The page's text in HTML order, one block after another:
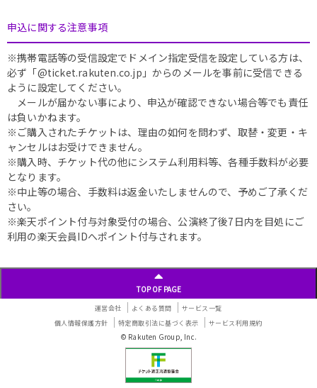
申込に関する注意事項
※携帯電話等の受信設定でドメイン指定受信を設定している方は、
必ず「@ticket.rakuten.co.jp」からのメールを事前に受信できる
ように設定してください。
メールが届かない事により、申込が確認できない場合等でも責任
は負いかねます。
※ご購入されたチケットは、理由の如何を問わず、取替・変更・キ
ャンセルはお受けできません。
※購入時、チケット代の他にシステム利用料等、各種手数料が必要
となります。
※中止等の場合、手数料は返金いたしませんので、予めご了承くだ
さい。
※楽天ポイント付与対象受付の場合、公演終了後7日内を目処にご
利用の楽天会員IDへポイント付与されます。
TOP OF PAGE
運営会社 よくある質問
サービス一覧
個人情報保護方針
特定商取引法に基づく表示 サービス利用規約
© Rakuten Group, Inc.